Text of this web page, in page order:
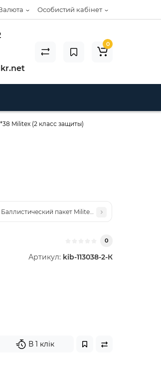
Особистий кабінет
0
Militex (2 класс защиты)
Kiborg 29*29*15 Militex (2 класс защиты)
Баллистический пакет Militex для защиты плеч 2
0
Артикул: kib-113038-2-К
В 1 клік